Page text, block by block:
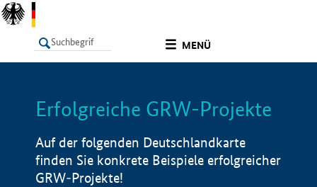
MENÜ
LISTE Info
Erfolgreiche GRW-Projekte
Auf der folgenden Deutschlandkarte
finden Sie konkrete Beispiele erfolgreicher
GRW-Projekte!